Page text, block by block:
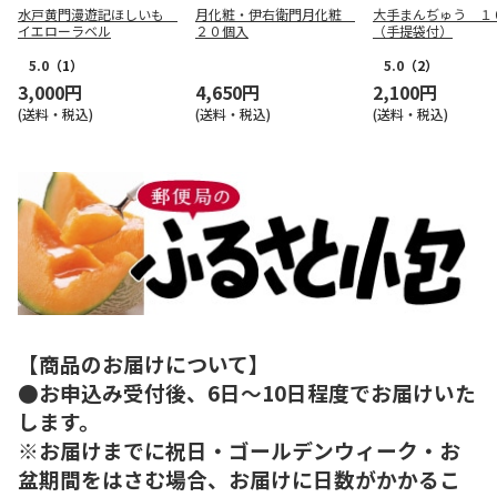
水戸黄門漫遊記ほしいも
イエローラベル
5.0 （1）
3,000円
(送料・税込)
月化粧・伊右衛門月化粧
２０個入
4,650円
(送料・税込)
大手まんぢゅう １
（手提袋付）
5.0 （2）
2,100円
(送料・税込)
【商品のお届けについて】
●お申込み受付後、6日～10日程度でお届けいた
します。
※お届けまでに祝日・ゴールデンウィーク・お
盆期間をはさむ場合、お届けに日数がかかるこ